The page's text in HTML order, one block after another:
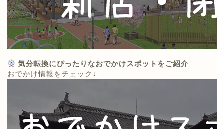
気分転換にぴったりなおでかけスポットをご紹介
おでかけ情報をチェック↓